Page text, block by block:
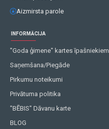
Aizmirsta parole
INFORMĀCIJA
"Goda ģimene" kartes īpašniekiem
Saņemšana/Piegāde
Pirkumu noteikumi
Privātuma politika
"BĒBIS" Dāvanu karte
BLOG